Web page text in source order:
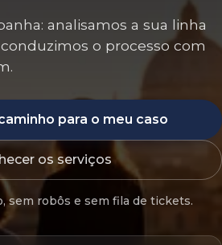
analisamos a sua linha
o processo com
para o meu caso
os serviços
sem robôs e sem fila de tickets.